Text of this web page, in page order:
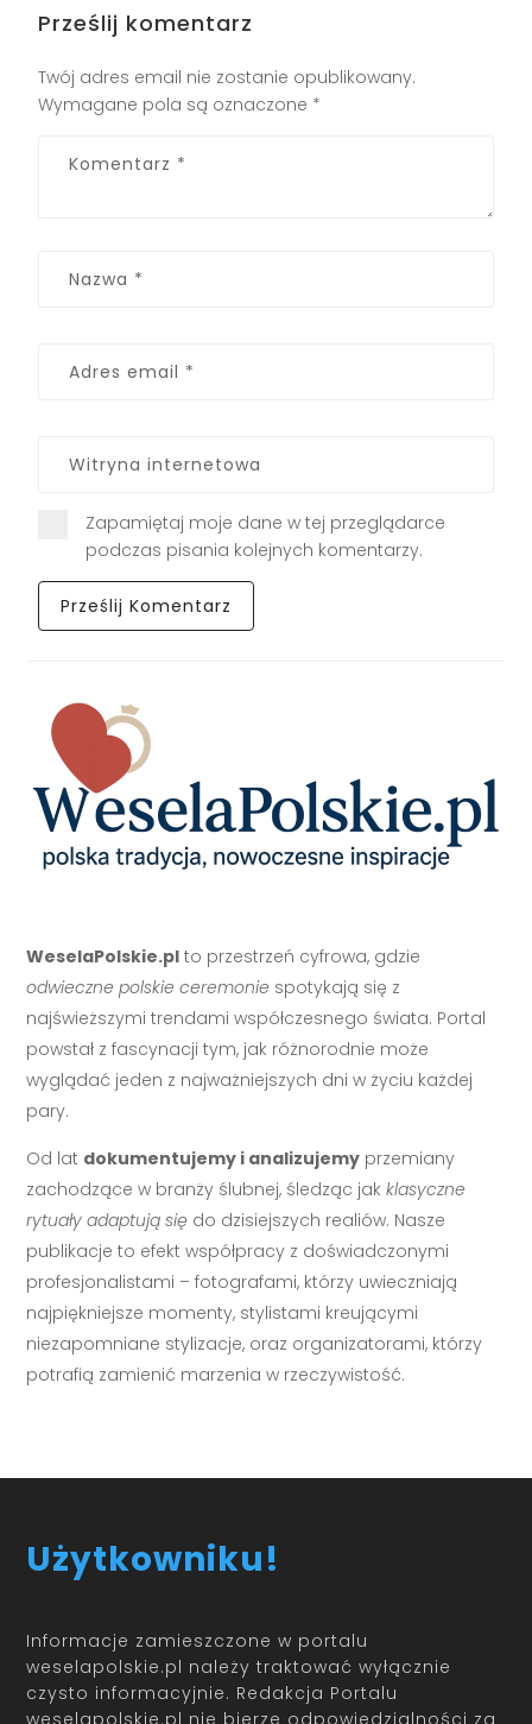
Prześlij komentarz
Twój adres email nie zostanie opublikowany.
Wymagane pola są oznaczone *
Zapamiętaj moje dane w tej przeglądarce
podczas pisania kolejnych komentarzy.
WeselaPolskie.pl to przestrzeń cyfrowa, gdzie
odwieczne polskie ceremonie spotykają się z
najświeższymi trendami współczesnego świata. Portal
powstał z fascynacji tym, jak różnorodnie może
wyglądać jeden z najważniejszych dni w życiu każdej
pary.
Od lat dokumentujemy i analizujemy przemiany
zachodzące w branży ślubnej, śledząc jakklasyczne
rytuały adaptują się do dzisiejszych realiów. Nasze
publikacje to efekt współpracy z doświadczonymi
profesjonalistami – fotografami, którzy uwieczniają
najpiękniejsze momenty, stylistami kreującymi
niezapomniane stylizacje, oraz organizatorami, którzy
potrafią zamienić marzenia w rzeczywistość.
Użytkowniku!
Informacje zamieszczone w portalu
weselapolskie.pl należy traktować wyłącznie
czysto informacyjnie. Redakcja Portalu
weselapolskie.pl nie bierze odpowiedzialności za